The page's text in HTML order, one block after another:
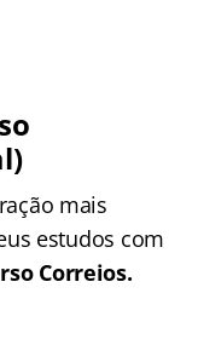
mais
estudos com
Correios.